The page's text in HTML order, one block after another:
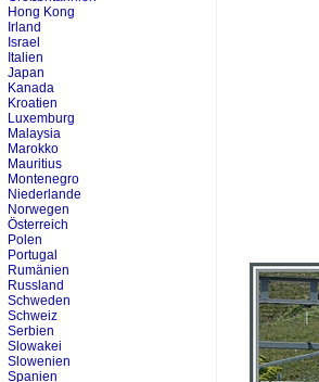
Hong Kong
Irland
Israel
Italien
Japan
Kanada
Kroatien
Luxemburg
Malaysia
Marokko
Mauritius
Montenegro
Niederlande
Norwegen
Österreich
Polen
Portugal
Rumänien
Russland
Schweden
Schweiz
Serbien
Slowakei
Slowenien
Spanien